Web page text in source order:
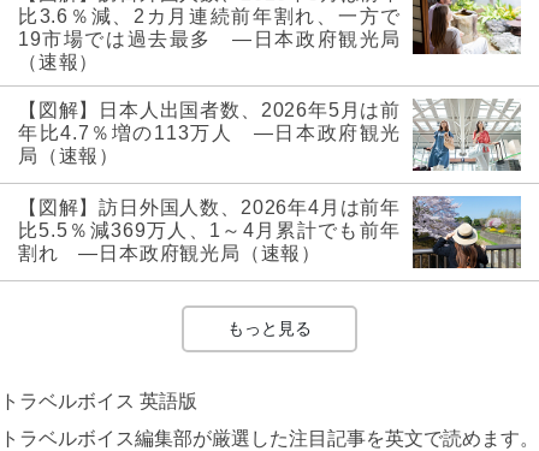
比3.6％減、2カ月連続前年割れ、一方で
19市場では過去最多 ―日本政府観光局
（速報）
【図解】日本人出国者数、2026年5月は前
年比4.7％増の113万人 ―日本政府観光
局（速報）
【図解】訪日外国人数、2026年4月は前年
比5.5％減369万人、1～4月累計でも前年
割れ ―日本政府観光局（速報）
もっと見る
トラベルボイス 英語版
トラベルボイス編集部が厳選した注目記事を英文で読めます。